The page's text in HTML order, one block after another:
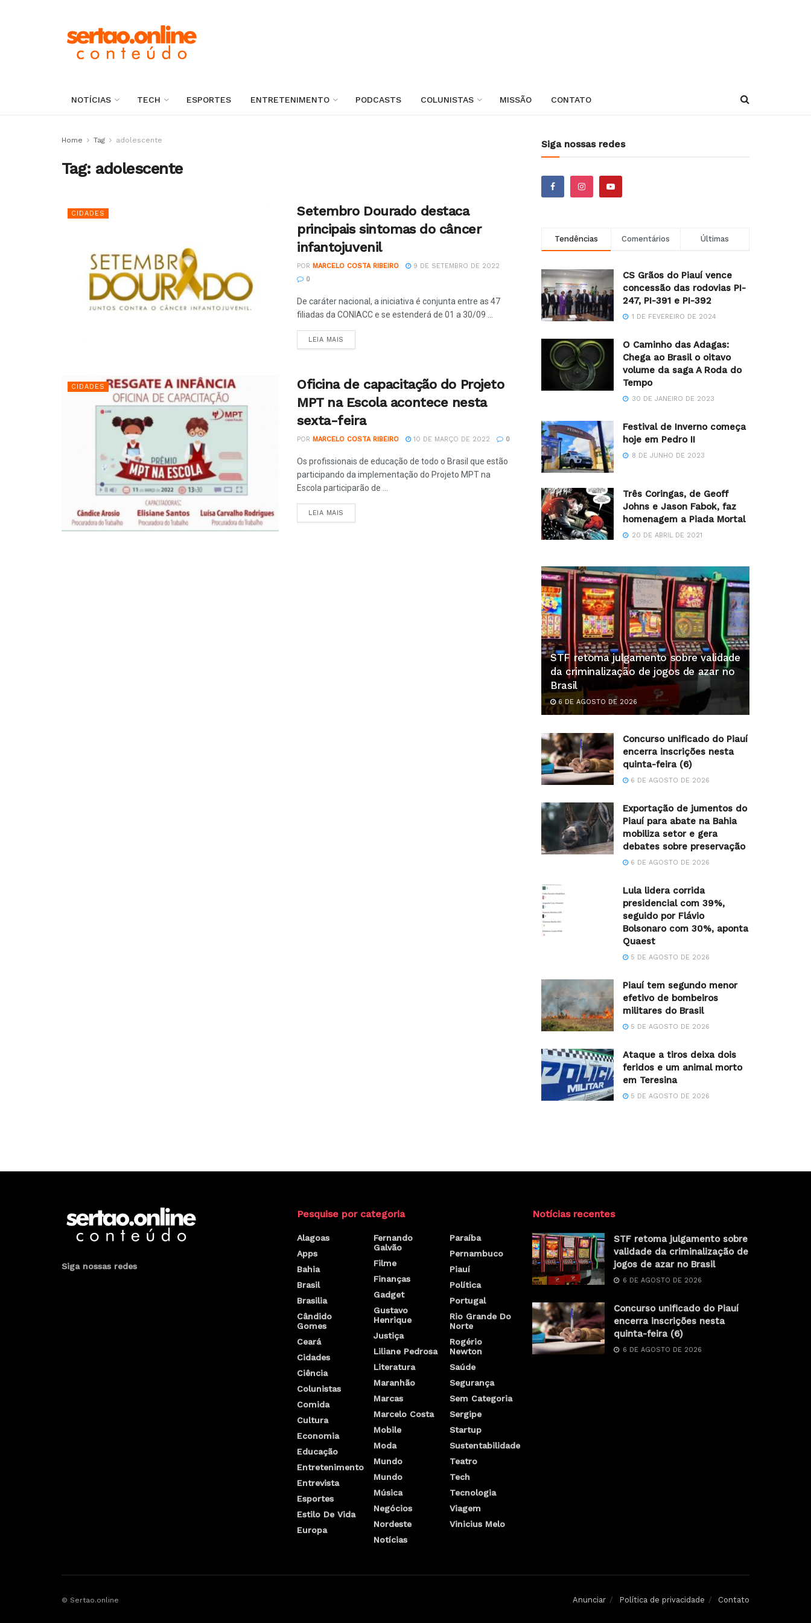
NOTÍCIAS TECH ESPORTES ENTRETENIMENTO PODCASTS COLUNISTAS MISSÃO CONTATO
Home Tag adolescente
Tag: adolescente
CIDADES
Setembro Dourado destaca
principais sintomas do câncer
infantojuvenil
POR MARCELO COSTA RIBEIRO
9 DE SETEMBRO DE 2022
0
De caráter nacional, a iniciativa é conjunta entre as 47
filiadas da CONIACC e se estenderá de 01 a 30/09 ...
LEIA MAIS
CIDADES
Oficina de capacitação do Projeto
MPT na Escola acontece nesta
sexta-feira
POR MARCELO COSTA RIBEIRO 10 DE MARÇO DE 2022 0
Os profissionais de educação de todo o Brasil que estão
participando da implementação do Projeto MPT na
Escola participarão de ...
LEIA MAIS
Siga nossas redes
Tendências Comentários Últimas
CS Grãos do Piauí vence
concessão das rodovias PI-
247, PI-391 e PI-392
1 DE FEVEREIRO DE 2024
O Caminho das Adagas:
Chega ao Brasil o oitavo
volume da saga A Roda do
Tempo
30 DE JANEIRO DE 2023
Festival de Inverno começa
hoje em Pedro II
8 DE JUNHO DE 2023
Três Coringas, de Geoff
Johns e Jason Fabok, faz
homenagem a Piada Mortal
20 DE ABRIL DE 2021
STF retoma julgamento sobre validade
da criminalização de jogos de azar no
Brasil
6 DE AGOSTO DE 2026
Concurso unificado do Piauí
encerra inscrições nesta
quinta-feira (6)
6 DE AGOSTO DE 2026
Exportação de jumentos do
Piauí para abate na Bahia
mobiliza setor e gera
debates sobre preservação
6 DE AGOSTO DE 2026
Lula lidera corrida
presidencial com 39%,
seguido por Flávio
Bolsonaro com 30%, aponta
Quaest
5 DE AGOSTO DE 2026
Piauí tem segundo menor
efetivo de bombeiros
militares do Brasil
5 DE AGOSTO DE 2026
Ataque a tiros deixa dois
feridos e um animal morto
em Teresina
5 DE AGOSTO DE 2026
Siga nossas redes
Pesquise por categoria
Alagoas
Apps
Bahia
Brasil
Brasilia
Cândido
Gomes
Ceará
Cidades
Ciência
Colunistas
Comida
Cultura
Economia
Educação
Entretenimento
Entrevista
Esportes
Estilo De Vida
Europa
Fernando
Galvão
Filme
Finanças
Gadget
Gustavo
Henrique
Justiça
Liliane Pedrosa
Literatura
Maranhão
Marcas
Marcelo Costa
Mobile
Moda
Mundo
Mundo
Música
Negócios
Nordeste
Notícias
Paraíba
Pernambuco
Piauí
Política
Portugal
Rio Grande Do
Norte
Rogério
Newton
Saúde
Segurança
Sem Categoria
Sergipe
Startup
Sustentabilidade
Teatro
Tech
Tecnologia
Viagem
Vinicius Melo
Notícias recentes
STF retoma julgamento sobre
validade da criminalização de
jogos de azar no Brasil
6 DE AGOSTO DE 2026
Concurso unificado do Piauí
encerra inscrições nesta
quinta-feira (6)
6 DE AGOSTO DE 2026
Anunciar Política de privacidade Contato
© Sertao.online